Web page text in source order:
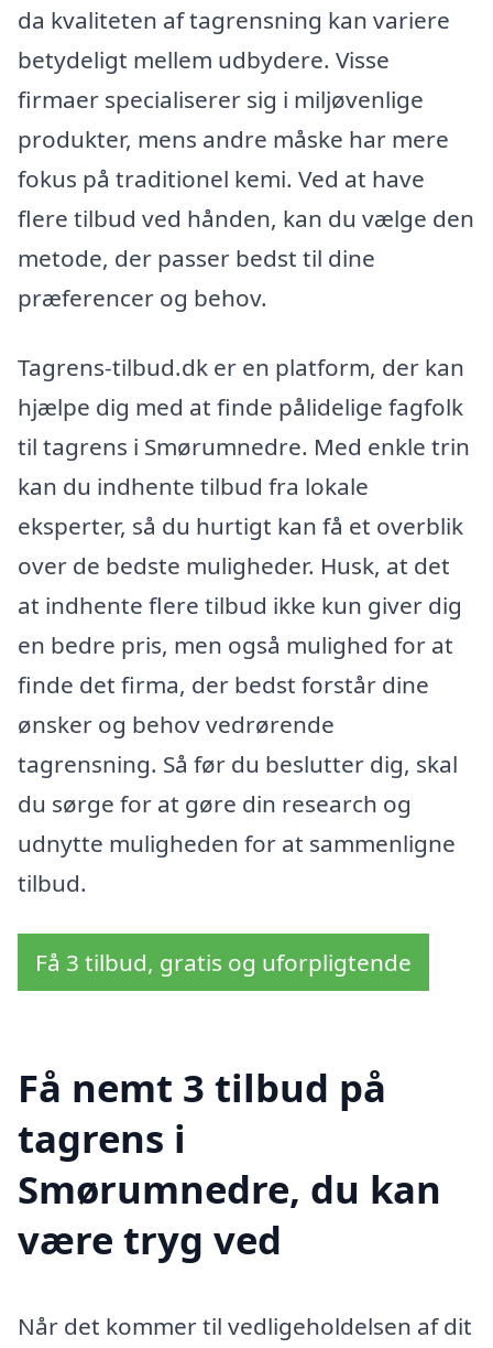
da kvaliteten af tagrensning kan variere
betydeligt mellem udbydere. Visse
firmaer specialiserer sig i miljøvenlige
produkter, mens andre måske har mere
fokus på traditionel kemi. Ved at have
flere tilbud ved hånden, kan du vælge den
metode, der passer bedst til dine
præferencer og behov.
Tagrens-tilbud.dk er en platform, der kan
hjælpe dig med at finde pålidelige fagfolk
til tagrens i Smørumnedre. Med enkle trin
kan du indhente tilbud fra lokale
eksperter, så du hurtigt kan få et overblik
over de bedste muligheder. Husk, at det
at indhente flere tilbud ikke kun giver dig
en bedre pris, men også mulighed for at
finde det firma, der bedst forstår dine
ønsker og behov vedrørende
tagrensning. Så før du beslutter dig, skal
du sørge for at gøre din research og
udnytte muligheden for at sammenligne
tilbud.
Få 3 tilbud, gratis og uforpligtende
Få nemt 3 tilbud på
tagrens i
Smørumnedre, du kan
være tryg ved
Når det kommer til vedligeholdelsen af dit